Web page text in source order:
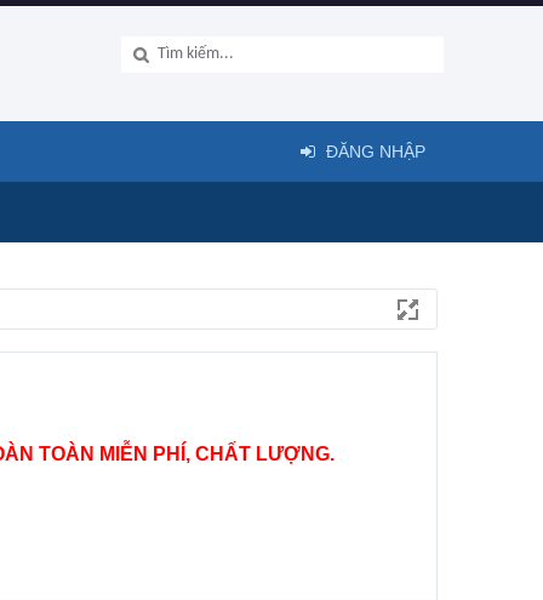
TOÀN MIỄN PHÍ, CHẤT LƯỢNG.
ĐĂNG NHẬP